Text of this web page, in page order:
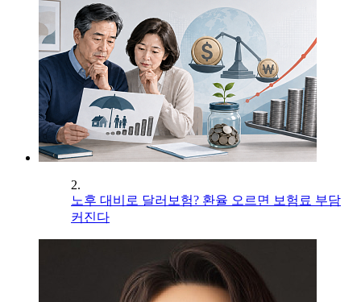
2.
노후 대비로 달러보험? 환율 오르면 보험료 부담
커진다